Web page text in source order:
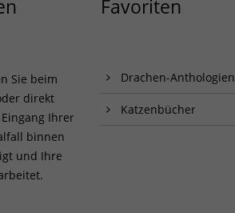
Sie beim
direkt
Ihrer
binnen
und Ihre
Favoriten
Drachen-Anthologien
Katzenbücher